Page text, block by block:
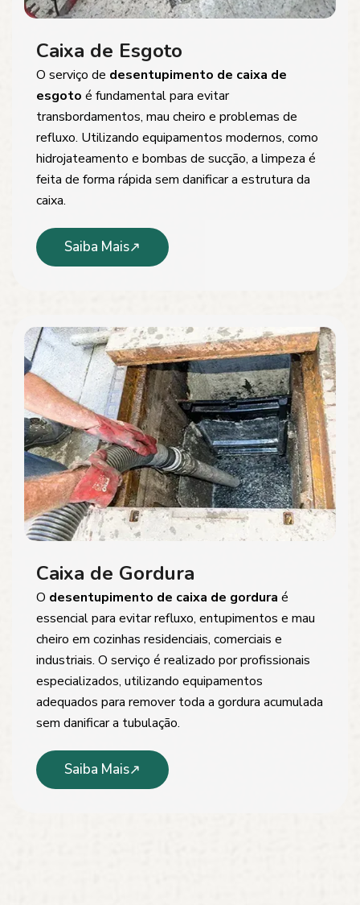
Caixa de Esgoto
O serviço de desentupimento de caixa de
esgoto é fundamental para evitar
transbordamentos, mau cheiro e problemas de
refluxo. Utilizando equipamentos modernos, como
hidrojateamento e bombas de sucção, a limpeza é
feita de forma rápida sem danificar a estrutura da
caixa.
Saiba Mais
Caixa de Gordura
O desentupimento de caixa de gordura é
essencial para evitar refluxo, entupimentos e mau
cheiro em cozinhas residenciais, comerciais e
industriais. O serviço é realizado por profissionais
especializados, utilizando equipamentos
adequados para remover toda a gordura acumulada
sem danificar a tubulação.
Saiba Mais